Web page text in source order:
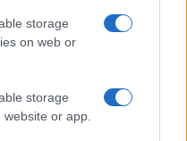
storage
on web or
storage
or app.